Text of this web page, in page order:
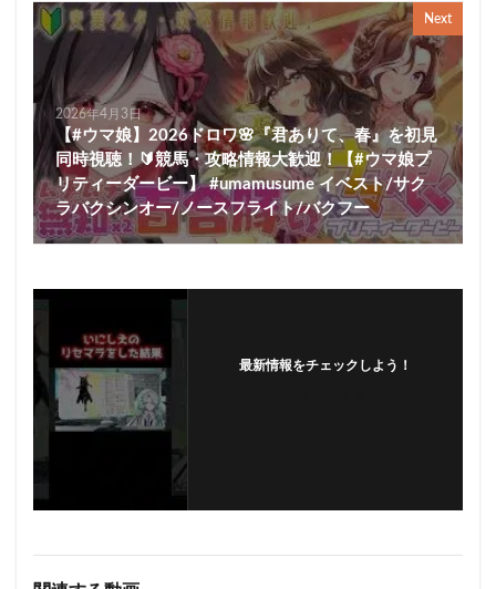
Next
2026年4月3日
【#ウマ娘】2026ドロワ🌸『君ありて、春』を初見
同時視聴！🔰競馬・攻略情報大歓迎！【#ウマ娘プ
リティーダービー】 #umamusume イベスト/サク
ラバクシンオー/ノースフライト/バクフー
最新情報をチェックしよう！